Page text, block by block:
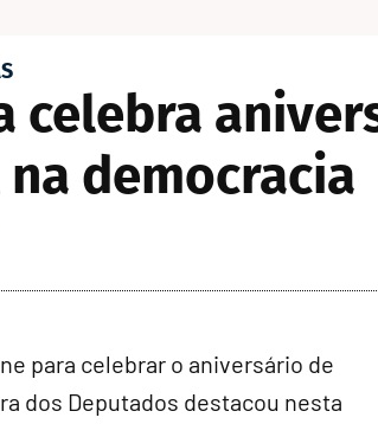
celebra
democracia
para celebrar o aniversário de
dos Deputados destacou nesta